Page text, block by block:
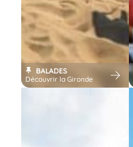
BALADES
Découvrir la Gironde